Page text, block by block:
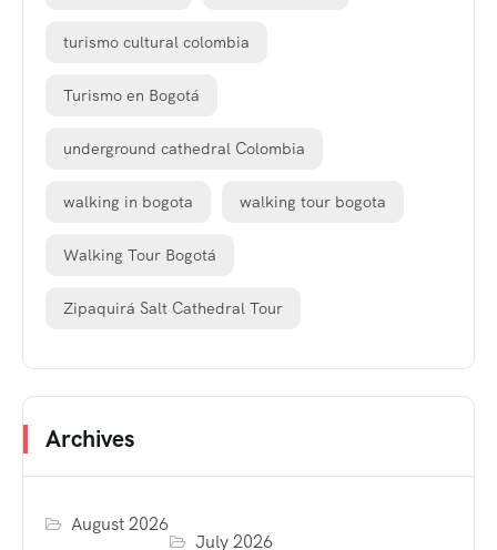
turismo cultural colombia
Turismo en Bogotá
underground cathedral Colombia
walking in bogota walking tour bogota
Walking Tour Bogotá
Zipaquirá Salt Cathedral Tour
Archives
August 2026
July 2026